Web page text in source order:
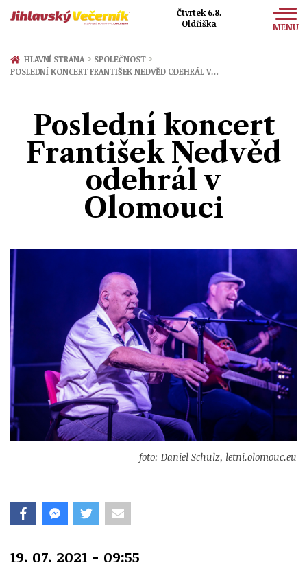
Čtvrtek 6.8.
Oldřiška
MENU
Zprávy
Kultura
Společnost
HLAVNÍ STRANA › SPOLEČNOST ›
POSLEDNÍ KONCERT FRANTIŠEK NEDVĚD ODEHRÁL V…
Poslední koncert
František Nedvěd
odehrál v
Olomouci
foto: Daniel Schulz, letni.olomouc.eu
19. 07. 2021 - 09:55